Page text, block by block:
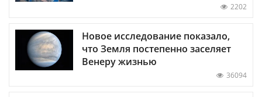
2202
Новое исследование показало,
что Земля постепенно заселяет
Венеру жизнью
36094